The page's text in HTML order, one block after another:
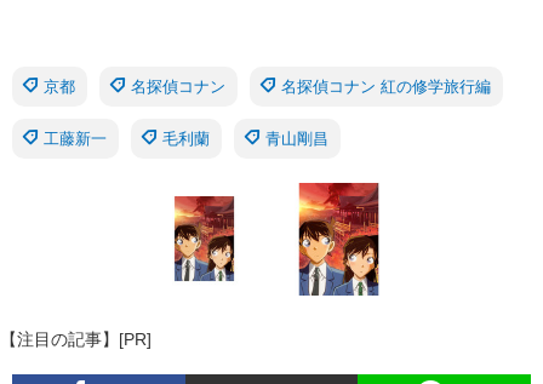
京都 名探偵コナン 名探偵コナン 紅の修学旅行編
工藤新一 毛利蘭 青山剛昌
【注目の記事】[PR]